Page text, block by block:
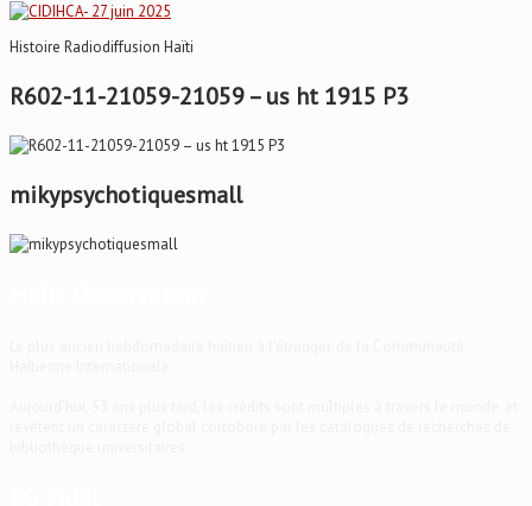
Histoire Radiodiffusion Haïti
R602-11-21059-21059 – us ht 1915 P3
mikypsychotiquesmall